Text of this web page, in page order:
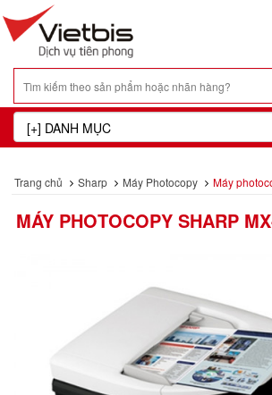
Trang chủ Sharp Máy Photocopy Máy
MÁY PHOTOCOPY SHARP